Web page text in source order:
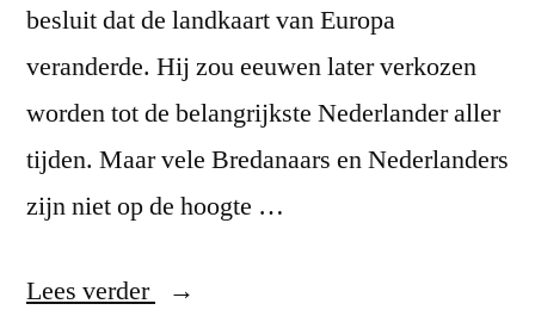
besluit dat de landkaart van Europa
veranderde. Hij zou eeuwen later verkozen
worden tot de belangrijkste Nederlander aller
tijden. Maar vele Bredanaars en Nederlanders
zijn niet op de hoogte …
Lees verder
“Er